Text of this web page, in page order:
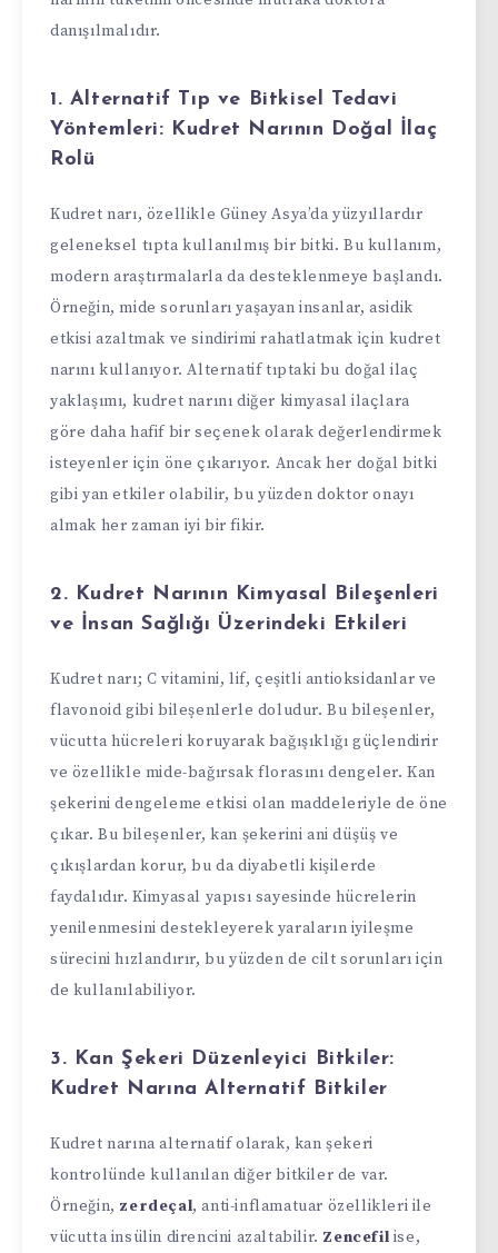
danışılmalıdır.
1. Alternatif Tıp ve Bitkisel Tedavi
Yöntemleri: Kudret Narının Doğal İlaç
Rolü
Kudret narı, özellikle Güney Asya’da yüzyıllardır
geleneksel tıpta kullanılmış bir bitki. Bu kullanım,
modern araştırmalarla da desteklenmeye başlandı.
Örneğin, mide sorunları yaşayan insanlar, asidik
etkisi azaltmak ve sindirimi rahatlatmak için kudret
narını kullanıyor. Alternatif tıptaki bu doğal ilaç
yaklaşımı, kudret narını diğer kimyasal ilaçlara
göre daha hafif bir seçenek olarak değerlendirmek
isteyenler için öne çıkarıyor. Ancak her doğal bitki
gibi yan etkiler olabilir, bu yüzden doktor onayı
almak her zaman iyi bir fikir.
2. Kudret Narının Kimyasal Bileşenleri
ve İnsan Sağlığı Üzerindeki Etkileri
Kudret narı; C vitamini, lif, çeşitli antioksidanlar ve
flavonoid gibi bileşenlerle doludur. Bu bileşenler,
vücutta hücreleri koruyarak bağışıklığı güçlendirir
ve özellikle mide-bağırsak florasını dengeler. Kan
şekerini dengeleme etkisi olan maddeleriyle de öne
çıkar. Bu bileşenler, kan şekerini ani düşüş ve
çıkışlardan korur, bu da diyabetli kişilerde
faydalıdır. Kimyasal yapısı sayesinde hücrelerin
yenilenmesini destekleyerek yaraların iyileşme
sürecini hızlandırır, bu yüzden de cilt sorunları için
de kullanılabiliyor.
3. Kan Şekeri Düzenleyici Bitkiler:
Kudret Narına Alternatif Bitkiler
Kudret narına alternatif olarak, kan şekeri
kontrolünde kullanılan diğer bitkiler de var.
Örneğin, zerdeçal, anti-inflamatuar özellikleri ile
vücutta insülin direncini azaltabilir. Zencefil ise,